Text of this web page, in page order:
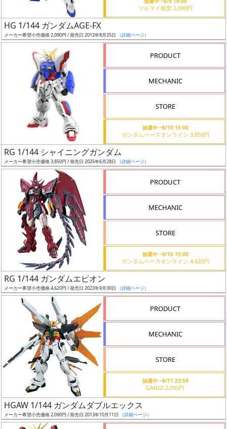
発
売
ャ
ラ
リ
定
予
定
再
ツルマイ模型 2,090円
HG 1/144 ガンダムAGE-FX
メーカー希望小売価格 2,090円 / 発売日 2012年8月25日 （詳細ページ）
PRODUCT
MECHANIC
STORE
抽選中 ~8/10 15:00
ガンダムベースオンライン 3,850円
RG 1/144 シャイニングガンダム
メーカー希望小売価格 3,850円 / 発売日 2025年6月28日 （詳細ページ）
PRODUCT
MECHANIC
STORE
抽選中 ~8/10 15:00
ガンダムベースオンライン 4,620円
RG 1/144 ガンダムエピオン
メーカー希望小売価格 4,620円 / 発売日 2023年9月30日 （詳細ページ）
PRODUCT
MECHANIC
STORE
抽選中 ~8/11 23:59
GANGI 2,090円
HGAW 1/144 ガンダムダブルエックス
メーカー希望小売価格 2,090円 / 発売日 2013年10月11日 （詳細ページ）